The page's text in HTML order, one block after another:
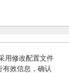
用修改配置文件
有效信息，确认